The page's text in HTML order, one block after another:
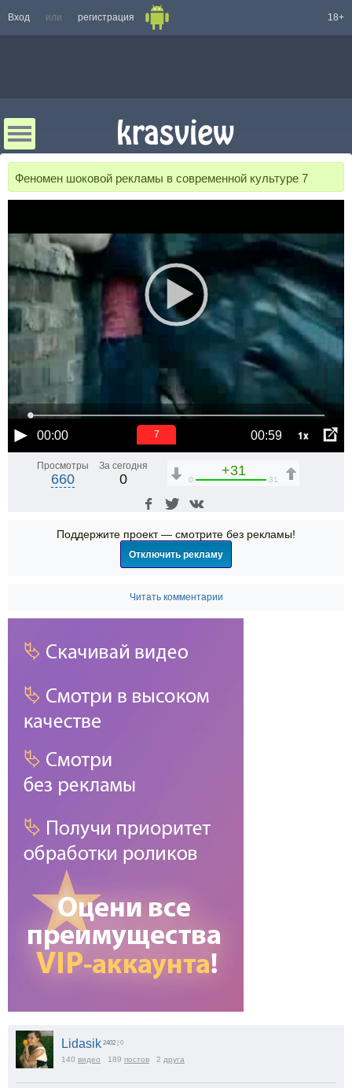
Вход или регистрация 18+
Феномен шоковой рекламы в современной культуре 7
00:00 00:59 1x
6
Просмотры
660
За сегодня
0
+31
0 31
Поддержите проект — смотрите без рекламы!
Отключить рекламу
Читать комментарии
Lidasik 2402 | 0
140 видео 189 постов 2 друга